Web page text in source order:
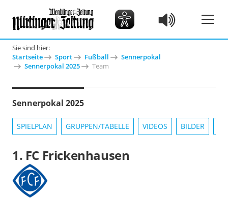
Sie sind hier:
Startseite
Sport Fußball
Sennerpokal
Sennerpokal 2025
Team
Sennerpokal 2025
SPIELPLAN GRUPPEN/TABELLE VIDEOS BILDER
1. FC Frickenhausen